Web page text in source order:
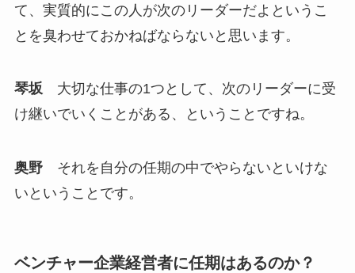
て、実質的にこの人が次のリーダーだよというこ
とを臭わせておかねばならないと思います。
琴坂大切な仕事の1つとして、次のリーダーに受
け継いでいくことがある、ということですね。
奥野それを自分の任期の中でやらないといけな
いということです。
ベンチャー企業経営者に任期はあるのか？